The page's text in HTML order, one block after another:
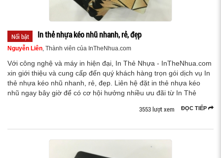
Nổi bật In thẻ nhựa kéo nhũ nhanh, rẻ, đẹp
Nguyễn Liên, Thành viên của InTheNhua.com
Với công nghệ và máy in hiện đại, In Thẻ Nhựa - InTheNhua.com
xin giới thiệu và cung cấp đến quý khách hàng trọn gói dịch vụ In
thẻ nhựa kéo nhũ nhanh, rẻ, đẹp. Liên hệ đặt in thẻ nhựa kéo
nhũ ngay bây giờ để có cơ hội hưởng nhiều ưu đãi từ In Thẻ
ĐỌC TIẾP
3553 lượt xem